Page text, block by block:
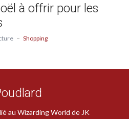
à offrir pour les
Shopping
au Wizarding World de JK